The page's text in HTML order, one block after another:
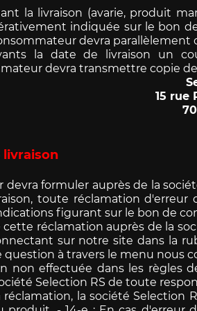
Porsche 907
Porsche 918
Porsche 935
Autres accessoires
Porsche
la livraison (avarie, produit
indiquée sur le bon
devra
la date de livraison un
devra transmettre copie
15 rue
livraison
devra formuler auprès de la
toute réclamation
figurant sur le bon de
cette réclamation auprès de la
sur notre site dans la
question à travers le menu nous
non effectuée dans les règles
Selection RS de toute
réclamation, la société